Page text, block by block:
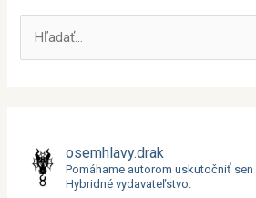
osemhlavy.drak
Pomáhame autorom uskutočniť sen
Hybridné vydavateľstvo.